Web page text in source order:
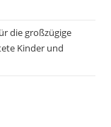
die großzügige
Kinder und